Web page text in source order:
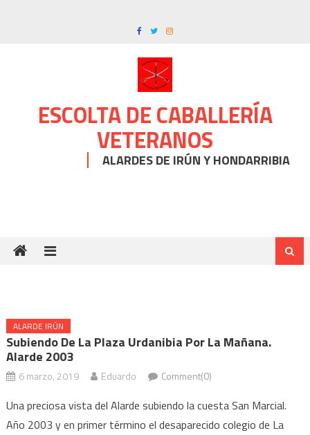
ESCOLTA DE CABALLERÍA
VETERANOS
ALARDES DE IRÚN Y HONDARRIBIA
ALARDE IRÚN
Subiendo De La Plaza Urdanibia Por La Mañana.
Alarde 2003
6 marzo, 2019 Eduardo Comment(0)
Una preciosa vista del Alarde subiendo la cuesta San Marcial.
Año 2003 y en primer término el desaparecido colegio de La